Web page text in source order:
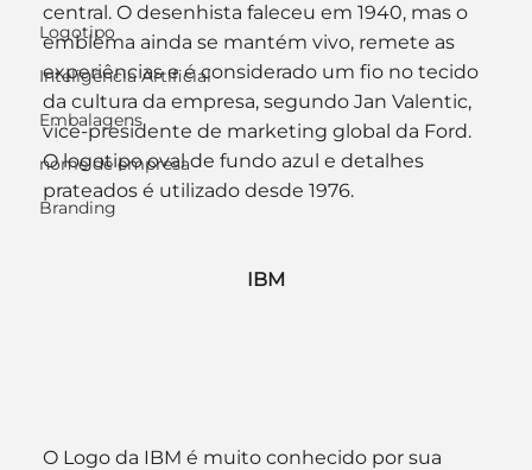
Logotipo
Inteligência Artificial
Embalagens
nome de empresa
Branding
central. O desenhista faleceu em 1940, mas o
emblema ainda se mantém vivo, remete as
experiências e é considerado um fio no tecido
da cultura da empresa, segundo Jan Valentic,
vice-presidente de marketing global da Ford.
O logotipo oval de fundo azul e detalhes
prateados é utilizado desde 1976.
IBM
O Logo da IBM é muito conhecido por sua